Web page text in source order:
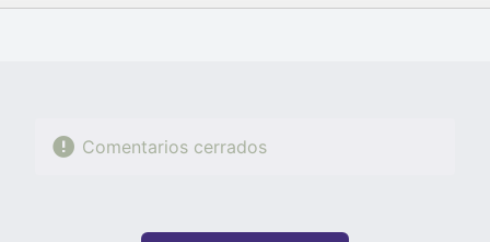
FACEBOOK
TWITTERFLIPBOARD
E-
WHATSAPP
Comentarios cerrados